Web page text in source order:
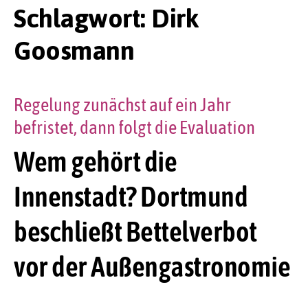
Schlagwort: Dirk
Goosmann
Wem gehört die
Innenstadt? Dortmund
beschließt Bettelverbot
vor der Außengastronomie
Regelung zunächst auf ein Jahr
befristet, dann folgt die Evaluation